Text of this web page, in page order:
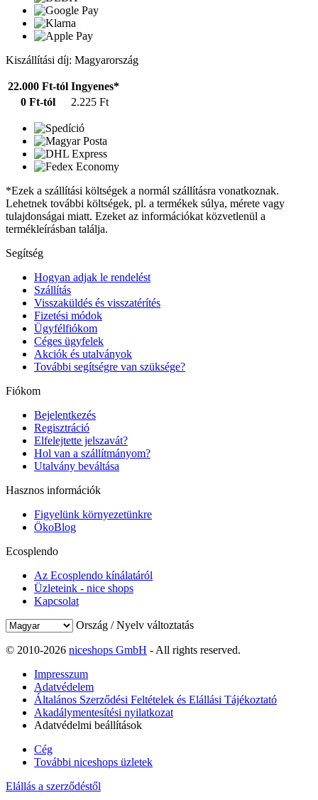
Kiszállítási díj: Magyarország
22.000 Ft-tól Ingyenes*
0 Ft-tól
2.225 Ft
*Ezek a szállítási költségek a normál szállításra vonatkoznak.
Lehetnek további költségek, pl. a termékek súlya, mérete vagy
tulajdonságai miatt. Ezeket az információkat közvetlenül a
termékleírásban találja.
Segítség
Hogyan adjak le rendelést
Szállítás
Visszaküldés és visszatérítés
Fizetési módok
Ügyfélfiókom
Céges ügyfelek
Akciók és utalványok
További segítségre van szüksége?
Fiókom
Bejelentkezés
Regisztráció
Elfelejtette jelszavát?
Hol van a szállítmányom?
Utalvány beváltása
Hasznos információk
Figyelünk környezetünkre
ÖkoBlog
Ecosplendo
Az Ecosplendo kínálatáról
Üzleteink - nice shops
Kapcsolat
Ország / Nyelv változtatás
© 2010-2026 niceshops GmbH - All rights reserved.
Impresszum
Adatvédelem
Általános Szerződési Feltételek és Elállási Tájékoztató
Akadálymentesítési nyilatkozat
Adatvédelmi beállítások
Cég
További niceshops üzletek
Elállás a szerződéstől